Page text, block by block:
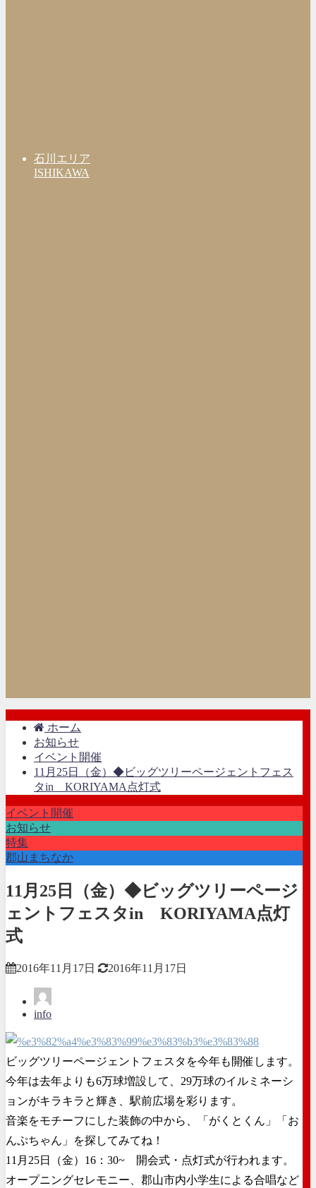
石川エリア
ISHIKAWA
ホーム
お知らせ
イベント開催
11月25日（金）◆ビッグツリーページェントフェス
タin KORIYAMA点灯式
イベント開催
お知らせ
特集
郡山まちなか
11月25日（金）◆ビッグツリーページ
ェントフェスタin KORIYAMA点灯
式
2016年11月17日 2016年11月17日
info
ビッグツリーページェントフェスタを今年も開催します。
今年は去年よりも6万球増設して、29万球のイルミネーシ
ョンがキラキラと輝き、駅前広場を彩ります。
音楽をモチーフにした装飾の中から、「がくとくん」「お
んぷちゃん」を探してみてね！
11月25日（金）16：30~ 開会式・点灯式が行われます。
オープニングセレモニー、郡山市内小学生による合唱など